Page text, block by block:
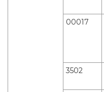
00017
3502